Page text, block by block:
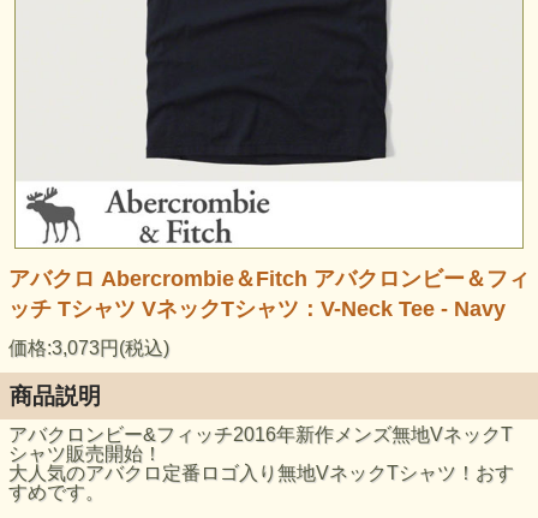
アバクロ Abercrombie＆Fitch アバクロンビー＆フィ
ッチ Tシャツ VネックTシャツ：V-Neck Tee - Navy
価格:3,073円(税込)
商品説明
アバクロンビー&フィッチ2016年新作メンズ無地VネックT
シャツ販売開始！
大人気のアバクロ定番ロゴ入り無地VネックTシャツ！おす
すめです。